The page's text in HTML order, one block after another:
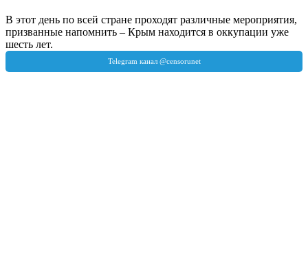
В этот день по всей стране проходят различные мероприятия,
призванные напомнить – Крым находится в оккупации уже
шесть лет.